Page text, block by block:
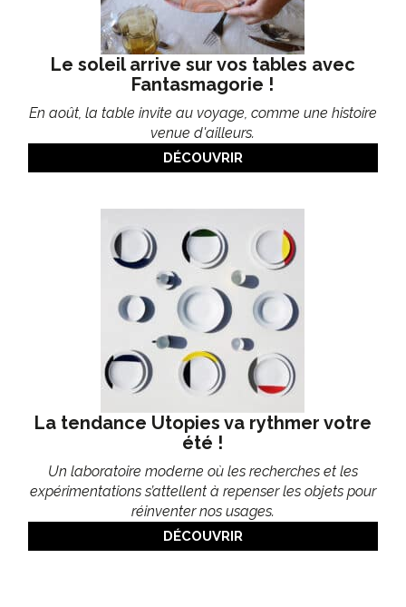
Le soleil arrive sur vos tables avec
Fantasmagorie !
En août, la table invite au voyage, comme une histoire
venue d'ailleurs.
DÉCOUVRIR
La tendance Utopies va rythmer votre
été !
Un laboratoire moderne où les recherches et les
expérimentations s’attellent à repenser les objets pour
réinventer nos usages.
DÉCOUVRIR